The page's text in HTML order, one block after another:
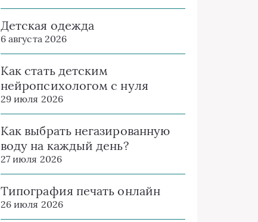
Детская одежда
6 августа 2026
Как стать детским
нейропсихологом с нуля
29 июля 2026
Как выбрать негазированную
воду на каждый день?
27 июля 2026
Типография печать онлайн
26 июля 2026